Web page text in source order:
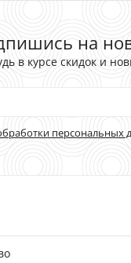
на
в курсе скидок и
персональных